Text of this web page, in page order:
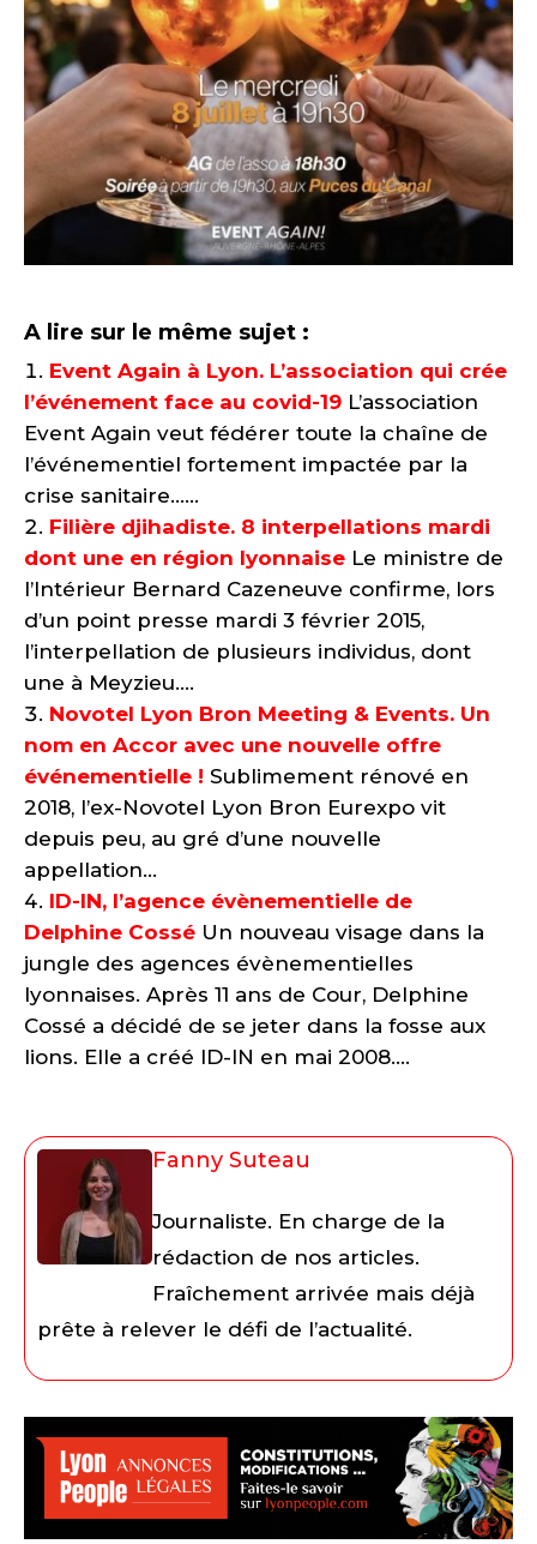
A lire sur le même sujet :
Event Again à Lyon. L’association qui crée
l’événement face au covid-19 L’association
Event Again veut fédérer toute la chaîne de
l’événementiel fortement impactée par la
crise sanitaire......
Filière djihadiste. 8 interpellations mardi
dont une en région lyonnaise Le ministre de
l’Intérieur Bernard Cazeneuve confirme, lors
d’un point presse mardi 3 février 2015,
l’interpellation de plusieurs individus, dont
une à Meyzieu....
Novotel Lyon Bron Meeting & Events. Un
nom en Accor avec une nouvelle offre
événementielle ! Sublimement rénové en
2018, l’ex-Novotel Lyon Bron Eurexpo vit
depuis peu, au gré d’une nouvelle
appellation...
ID-IN, l’agence évènementielle de
Delphine Cossé Un nouveau visage dans la
jungle des agences évènementielles
lyonnaises. Après 11 ans de Cour, Delphine
Cossé a décidé de se jeter dans la fosse aux
lions. Elle a créé ID-IN en mai 2008....
Fanny Suteau
Journaliste. En charge de la
rédaction de nos articles.
Fraîchement arrivée mais déjà
prête à relever le défi de l’actualité.